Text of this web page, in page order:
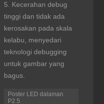
5. Kecerahan debug
tinggi dan tidak ada
kerosakan pada skala
kelabu, menyedari
teknologi debugging
untuk gambar yang
bagus.
Poster LED dalaman
P2.5